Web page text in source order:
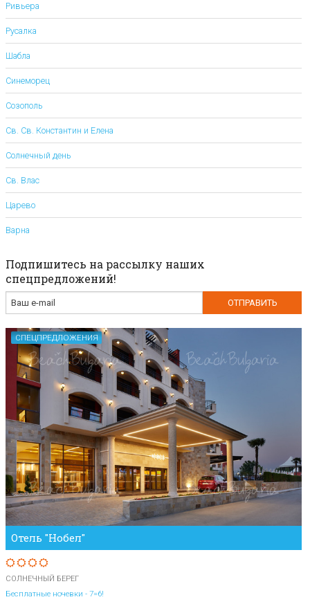
Ривьера
Русалка
Шабла
Синеморец
Созополь
Св. Св. Константин и Елена
Солнечный день
Св. Влас
Царево
Варна
Подпишитесь на рассылку наших
спецпредложений!
СПЕЦПРЕДЛОЖЕНИЯ
Отель "Нобел"
СОЛНЕЧНЫЙ БЕРЕГ
Бесплатные ночевки - 7=6!